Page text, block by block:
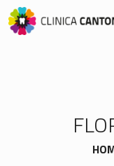
Skip
to